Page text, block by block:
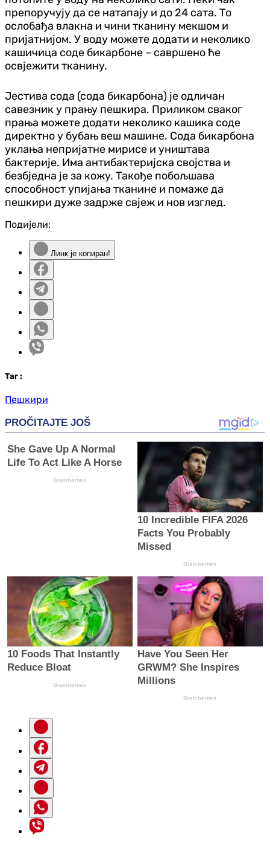
препоручују да се натапају и до 24 сата. То
ослобађа влакна и чини тканину мекшом и
пријатнијом. У воду можете додати и неколико
кашичица соде бикарбоне – савршено ће
освјежити тканину.
Јестива сода (сода бикарбона) је одличан
савезник у прању пешкира. Приликом сваког
прања можете додати неколико кашика соде
директно у бубањ веш машине. Сода бикарбона
уклања непријатне мирисе и уништава
бактерије. Има антибактеријска својства и
безбједна је за кожу. Такође побољшава
способност упијања тканине и помаже да
пешкири дуже задрже свјеж и нов изглед.
Подијели:
Линк је копиран!
Таг :
Пешкири